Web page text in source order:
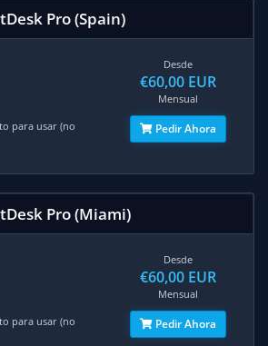
Pro (Spain)
para usar (no
Desde
€60,00 EUR
Mensual
Pedir Ahora
Pro (Miami)
para usar (no
Desde
€60,00 EUR
Mensual
Pedir Ahora